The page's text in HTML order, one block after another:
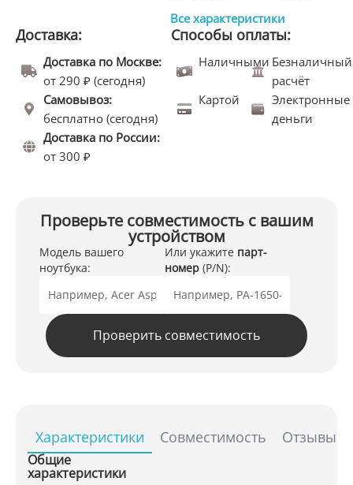
Все характеристики
Доставка:
Доставка по Москве:
от 290 ₽ (сегодня)
Самовывоз:
бесплатно (сегодня)
Доставка по России:
от 300 ₽
Способы оплаты:
Наличными Безналичный
расчёт
Картой
Электронные
деньги
Проверьте совместимость с вашим
устройством
Модель вашего
ноутбука:
Или укажите парт-
номер (P/N):
Проверить совместимость
Характеристики Совместимость Отзывы
Общие
характеристики